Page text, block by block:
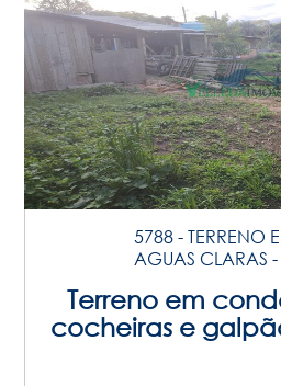
5788 - TERRENO
AGUAS CLARAS
Terreno em
cocheiras e